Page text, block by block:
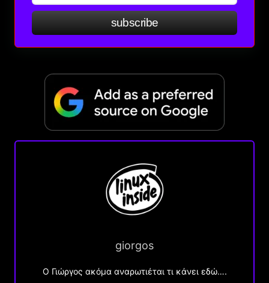
subscribe
giorgos
Ο Γιώργος ακόμα αναρωτιέται τι κάνει εδώ….